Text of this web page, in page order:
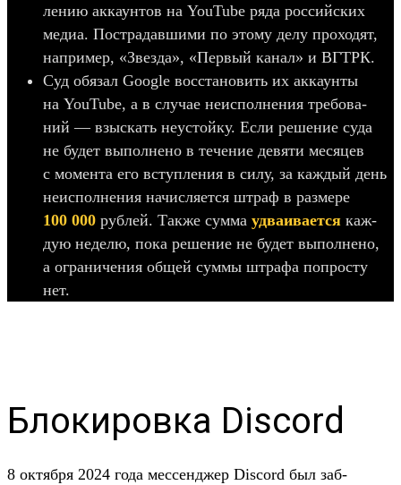
лению акка­унтов на YouTube ряда рос­сий­ских
медиа. Пос­тра­дав­шими по это­му делу про­ходят,
нап­ример, «Звез­да», «Пер­вый канал» и ВГТРК.
Суд обя­зал Google вос­ста­новить их акка­унты
на YouTube, а в слу­чае неис­полне­ния тре­бова­
ний — взыс­кать неус­той­ку. Если решение суда
не будет выпол­нено в течение девяти месяцев
с момен­та его вступ­ления в силу, за каж­дый день
неис­полне­ния начис­ляет­ся штраф в раз­мере
100 000 руб­лей. Так­же сум­ма уд­ваивает­ся каж­
дую неделю, пока решение не будет выпол­нено,
а огра­ниче­ния общей сум­мы штра­фа поп­росту
нет.
Блокировка Discord
8 октября 2024 года мес­сен­джер Discord был заб­